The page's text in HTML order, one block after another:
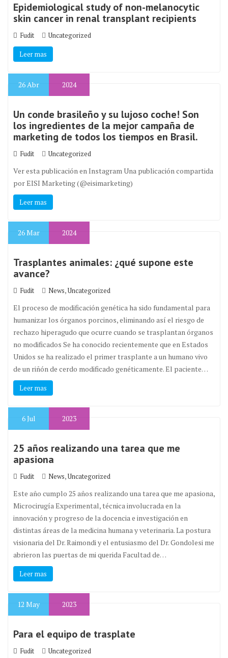
Epidemiological study of non-melanocytic
skin cancer in renal transplant recipients
Fudit Uncategorized
Leer mas
26Abr 2024
Un conde brasileño y su lujoso coche! Son
los ingredientes de la mejor campaña de
marketing de todos los tiempos en Brasil.
Fudit Uncategorized
Ver esta publicación en Instagram Una publicación compartida
por EISI Marketing (@eisimarketing)
Leer mas
26Mar 2024
Trasplantes animales: ¿qué supone este
avance?
Fudit News,Uncategorized
El proceso de modificación genética ha sido fundamental para
humanizar los órganos porcinos, eliminando así el riesgo de
rechazo hiperagudo que ocurre cuando se trasplantan órganos
no modificados Se ha conocido recientemente que en Estados
Unidos se ha realizado el primer trasplante a un humano vivo
de un riñón de cerdo modificado genéticamente. El paciente…
Leer mas
6Jul 2023
25 años realizando una tarea que me
apasiona
Fudit News,Uncategorized
Este año cumplo 25 años realizando una tarea que me apasiona,
Microcirugía Experimental, técnica involucrada en la
innovación y progreso de la docencia e investigación en
distintas áreas de la medicina humana y veterinaria. La postura
visionaria del Dr. Raimondi y el entusiasmo del Dr. Gondolesi me
abrieron las puertas de mi querida Facultad de…
Leer mas
12 May 2023
Para el equipo de trasplate
Fudit Uncategorized